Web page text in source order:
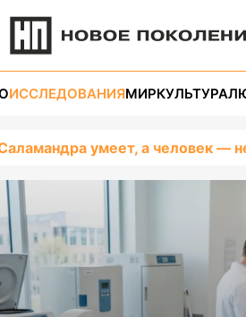
ИССЛЕДОВАНИЯМИРКУЛЬТУРА
умеет, а человек —